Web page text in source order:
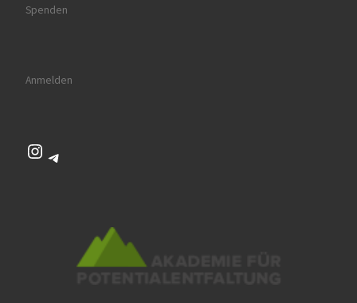
Spenden
Anmelden
Instagram
Telegram